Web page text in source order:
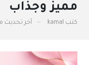
مميز وجذاب
كتب kamal آخر تحديث